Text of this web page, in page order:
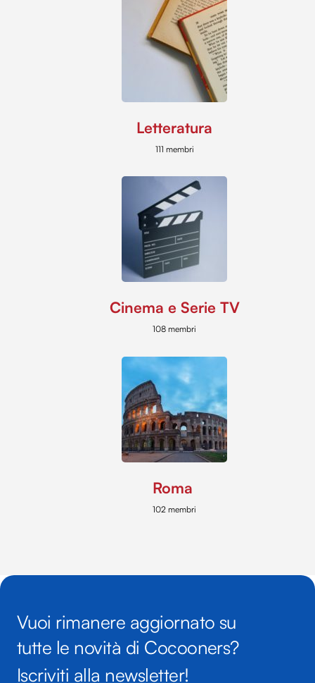
Letteratura
111 membri
Cinema e Serie TV
108 membri
Roma
102 membri
Vuoi rimanere aggiornato su
tutte le novità di Cocooners?
Iscriviti alla newsletter!